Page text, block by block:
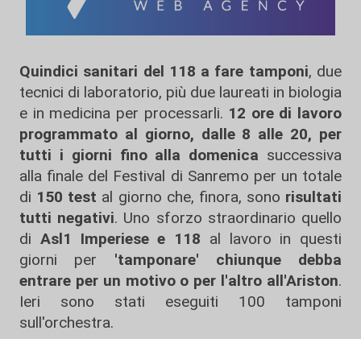
Quindici sanitari del 118 a fare tamponi, due
tecnici di laboratorio, più due laureati in biologia
e in medicina per processarli. 12 ore di lavoro
programmato al giorno, dalle 8 alle 20, per
tutti i giorni fino alla domenica successiva
alla finale del Festival di Sanremo per un totale
di 150 test al giorno che, finora, sono risultati
tutti negativi. Uno sforzo straordinario quello
di Asl1 Imperiese e 118 al lavoro in questi
giorni per 'tamponare' chiunque debba
entrare per un motivo o per l'altro all'Ariston.
Ieri sono stati eseguiti 100 tamponi
sull'orchestra.